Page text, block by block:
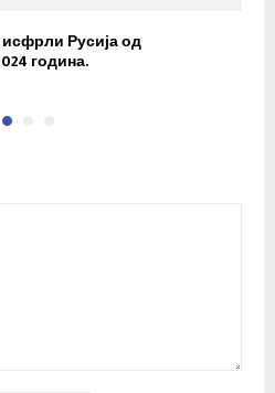
Русија од
година.